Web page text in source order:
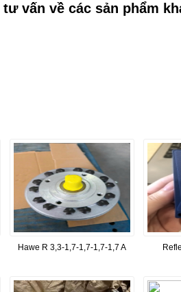
vấn về các sản phẩm
Hawe R 3,3-1,7-1,7-1,7-1,7 A